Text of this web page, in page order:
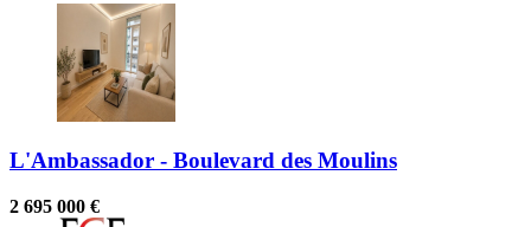
L'Ambassador - Boulevard des Moulins
2 695 000 €